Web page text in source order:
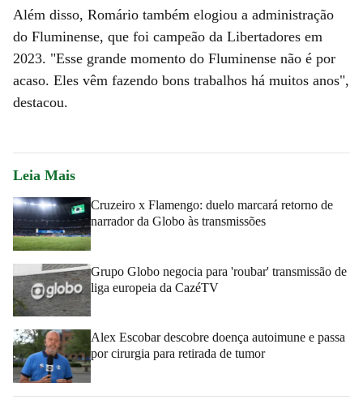
Além disso, Romário também elogiou a administração
do Fluminense, que foi campeão da Libertadores em
2023. "Esse grande momento do Fluminense não é por
acaso. Eles vêm fazendo bons trabalhos há muitos anos",
destacou.
Leia Mais
Cruzeiro x Flamengo: duelo marcará retorno de
narrador da Globo às transmissões
Grupo Globo negocia para 'roubar' transmissão de
liga europeia da CazéTV
Alex Escobar descobre doença autoimune e passa
por cirurgia para retirada de tumor